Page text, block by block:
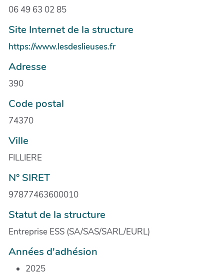
06 49 63 02 85
Site Internet de la structure
https://www.lesdeslieuses.fr
Adresse
390
Code postal
74370
Ville
FILLIERE
N° SIRET
97877463600010
Statut de la structure
Entreprise ESS (SA/SAS/SARL/EURL)
Années d'adhésion
2025